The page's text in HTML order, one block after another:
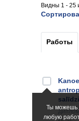
Видны 1 - 25
Работы
Ты можешь
любую